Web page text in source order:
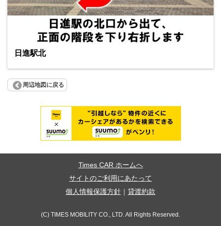
日進駅北
周辺地図に戻る
Times CAR ホームへ
サイトのご利用にあたって
個人情報保護方針
貸渡約款
(C) TIMES MOBILITY CO., LTD. All Rights Reserved.